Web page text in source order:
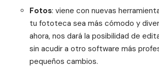
Fotos: viene con nuevas
tu fototeca sea más cómodo y
ahora, nos dará la posibilidad de
sin acudir a otro software más
pequeños cambios.